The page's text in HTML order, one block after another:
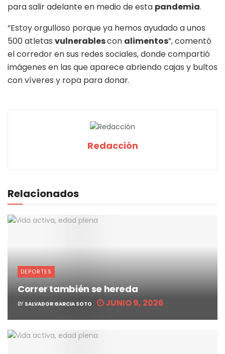
para salir adelante en medio de esta pandemia.
“Estoy orgulloso porque ya hemos ayudado a unos
500 atletas vulnerablescon alimentos”, comentó
el corredor en sus redes sociales, donde compartió
imágenes en las que aparece abriendo cajas y bultos
con víveres y ropa para donar.
Redacción
Relacionados
DEPORTES
Correr también se hereda
BY SALVADOR GARCIA SOTO JUNIO 9, 2026